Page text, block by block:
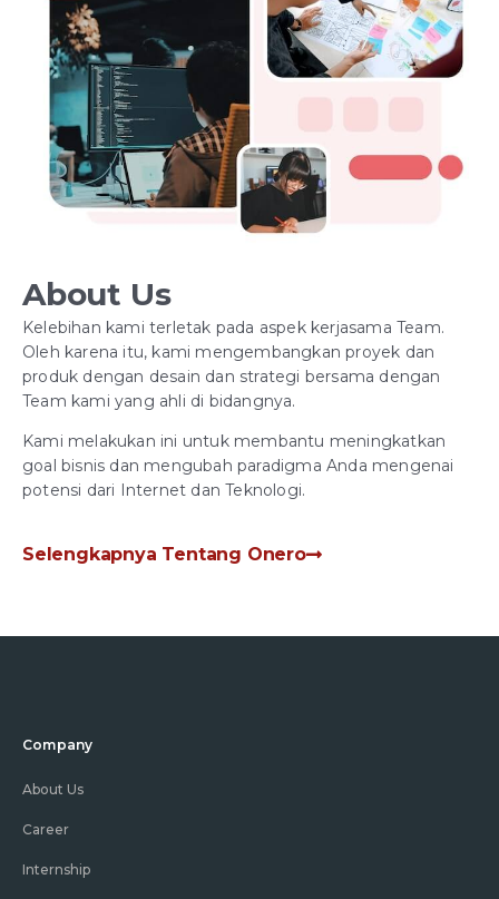
About Us
Kelebihan kami terletak pada aspek kerjasama Team.
Oleh karena itu, kami mengembangkan proyek dan
produk dengan desain dan strategi bersama dengan
Team kami yang ahli di bidangnya.
Kami melakukan ini untuk membantu meningkatkan
goal bisnis dan mengubah paradigma Anda mengenai
potensi dari Internet dan Teknologi.
Selengkapnya Tentang Onero
Company
About Us
Career
Internship